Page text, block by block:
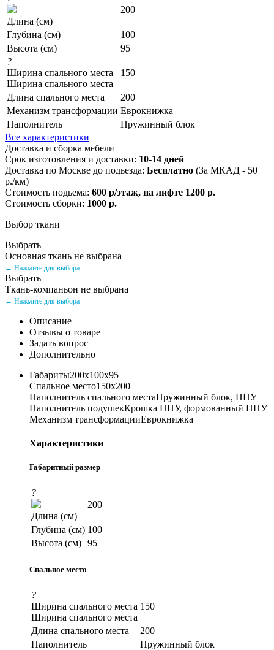
Длина (см)
200
Глубина (см)
100
Высота (см)
95
?
Ширина спального места
Ширина спального места
150
Длина спального места
200
Механизм трансформации Еврокнижка
Наполнитель
Пружинный блок
Все характеристики
Доставка и сборка мебели
Срок изготовления и доставки: 10-14 дней
Доставка по Москве до подьезда: Бесплатно (За МКАД - 50
р./км)
Стоимость подьема: 600 р/этаж, на лифте 1200 р.
Стоимость сборки: 1000 р.
Выбор ткани
Выбрать
Основная ткань не выбрана
← Нажмите для выбора
Выбрать
Ткань-компаньон не выбрана
← Нажмите для выбора
Описание
Отзывы о товаре
Задать вопрос
Дополнительно
Габариты200х100х95
Спальное место150х200
Наполнитель спального местаПружинный блок, ППУ
Наполнитель подушекКрошка ППУ, формованный ППУ
Механизм трансформацииЕврокнижка
Характеристики
Габаритный размер
?
Длина (см)
200
Глубина (см) 100
Высота (см) 95
Спальное место
?
Ширина спального места
Ширина спального места
150
Длина спального места
200
Наполнитель
Пружинный блок